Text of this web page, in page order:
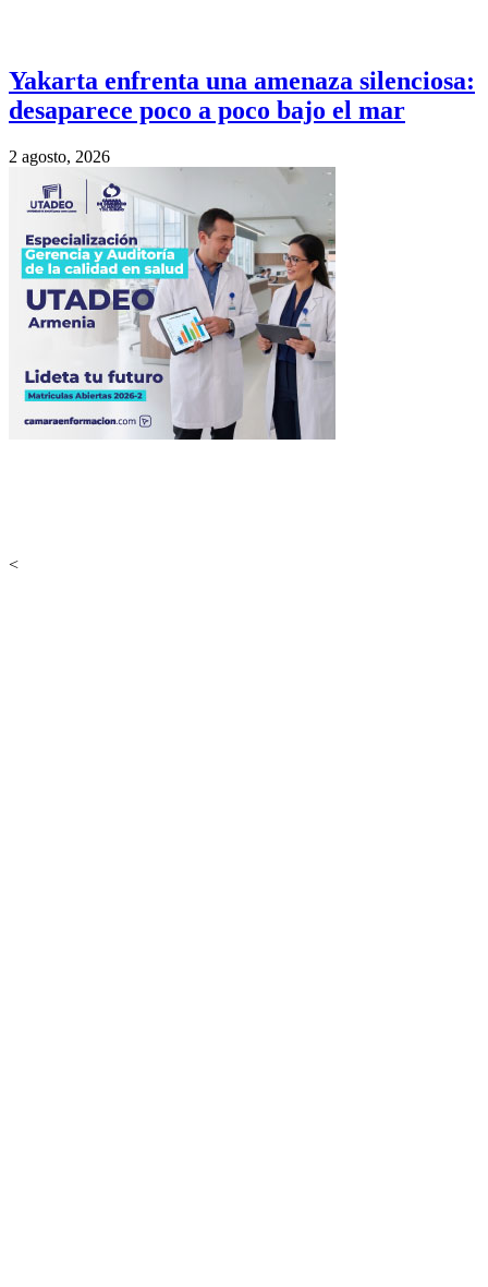
Yakarta enfrenta una amenaza silenciosa:
desaparece poco a poco bajo el mar
2 agosto, 2026
<